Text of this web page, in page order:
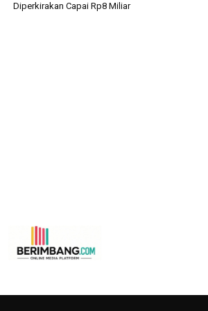
Diperkirakan Capai Rp8 Miliar